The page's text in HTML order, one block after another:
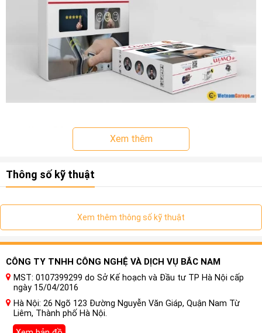
Giới thiệu cửa hít tự động cho xe
Audi A6
Xem thêm
Thông số kỹ thuật
Xem thêm thông số kỹ thuật
CÔNG TY TNHH CÔNG NGHỆ VÀ DỊCH VỤ BẮC NAM
MST: 0107399299 do Sở Kế hoạch và Đầu tư TP Hà Nội cấp
ngày 15/04/2016
Hà Nội: 26 Ngõ 123 Đường Nguyễn Văn Giáp, Quận Nam Từ
Liêm, Thành phố Hà Nội.